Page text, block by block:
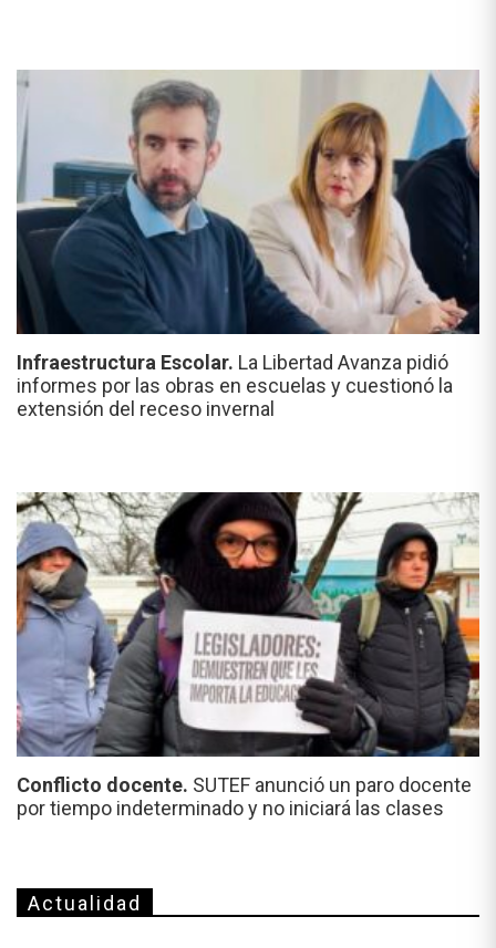
Infraestructura Escolar. La Libertad Avanza pidió
informes por las obras en escuelas y cuestionó la
extensión del receso invernal
Conflicto docente. SUTEF anunció un paro docente
por tiempo indeterminado y no iniciará las clases
Actualidad